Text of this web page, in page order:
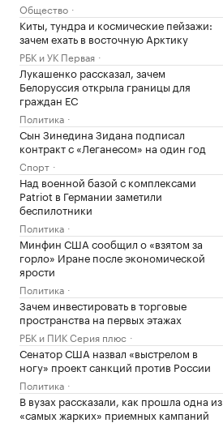
Общество
Киты, тундра и космические пейзажи:
зачем ехать в восточную Арктику
РБК и УК Первая
Лукашенко рассказал, зачем
Белоруссия открыла границы для
граждан ЕС
Политика
Сын Зинедина Зидана подписал
контракт с «Леганесом» на один год
Спорт
Над военной базой с комплексами
Patriot в Германии заметили
беспилотники
Политика
Минфин США сообщил о «взятом за
горло» Иране после экономической
ярости
Политика
Зачем инвестировать в торговые
пространства на первых этажах
РБК и ПИК Серия плюс
Сенатор США назвал «выстрелом в
ногу» проект санкций против России
Политика
В вузах рассказали, как прошла одна из
«самых жарких» приемных кампаний